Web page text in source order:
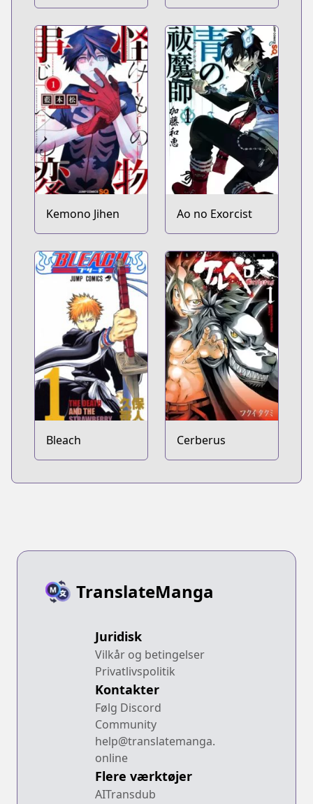
Kemono Jihen Ao no Exorcist
Bleach Cerberus
TranslateManga
Juridisk
Vilkår og betingelser
Privatlivspolitik
Kontakter
Følg Discord
Community
help@translatemanga.
online
Flere værktøjer
AITransdub